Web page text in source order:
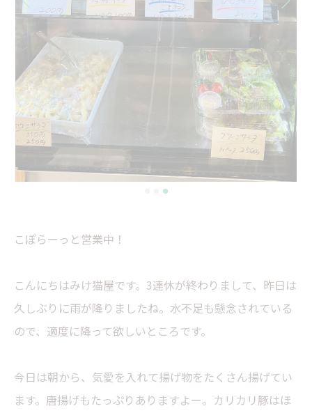
こぽらーっと営業中！
こんにちはみけ猫屋です。3連休が終わりまして、昨日は
久しぶりに雨が降りましたね。水不足も懸念されている
ので、適度に降って欲しいところです。
今日は朝から、気愛を入れて揚げ物をたくさん揚げてい
ます。唐揚げもたっぷりありますよー。カリカリ豚はほ